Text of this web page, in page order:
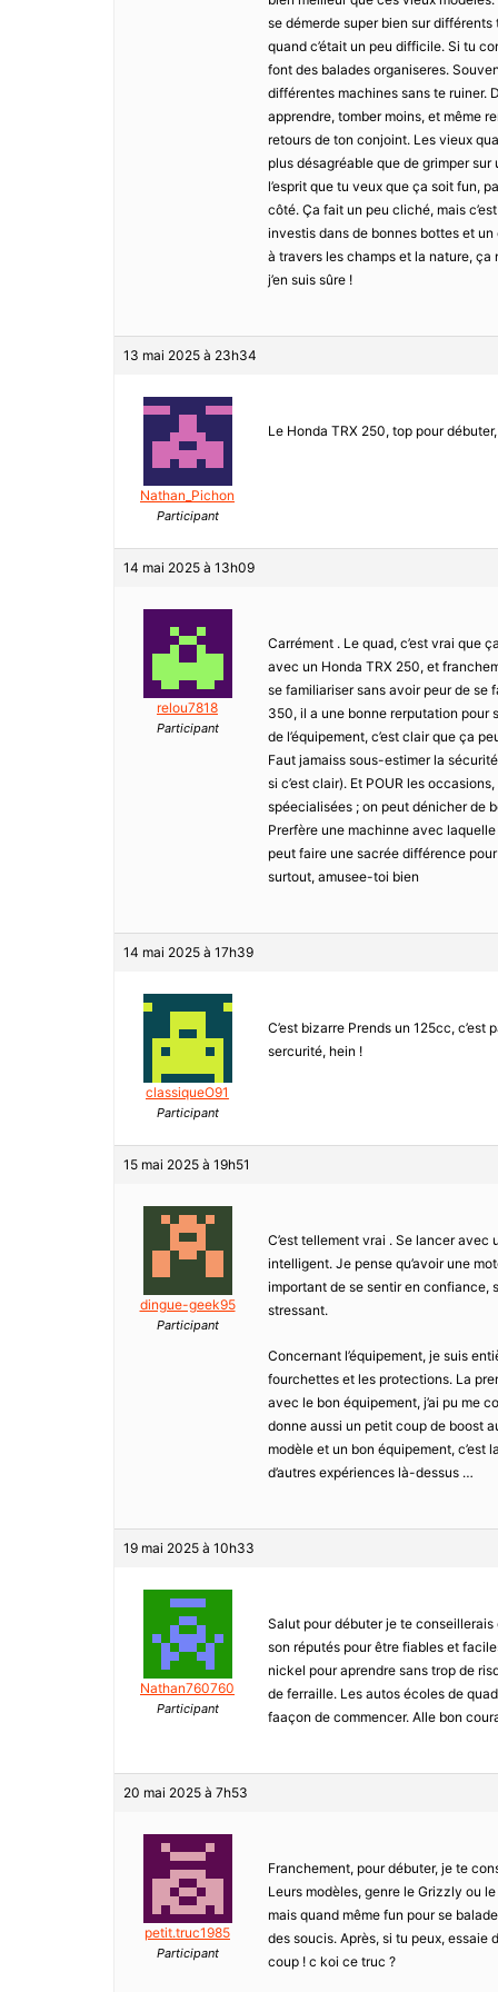
se démerde super bien sur différents
quand c’était un peu difficile. Si tu
font des balades organiseres.
différentes machines sans te ruiner.
apprendre, tomber moins, et même
retours de ton conjoint. Les vieux
plus désagréable que de grimper
l’esprit que tu veux que ça soit fun,
côté. Ça fait un peu cliché, mais
investis dans de bonnes bottes et
à travers les champs et la nature, ça
j’en suis sûre !
13 mai 2025 à 23h34
Nathan_Pichon
Participant
Le Honda TRX 250, top pour
14 mai 2025 à 13h09
relou7818
Participant
Carrément . Le quad, c’est vrai que
avec un Honda TRX 250, et
se familiariser sans avoir peur de se
350, il a une bonne rerputation pour
de l’équipement, c’est clair que ça
Faut jamaiss sous-estimer la
si c’est clair). Et POUR les
spéecialisées ; on peut dénicher de
Prerfère une machinne avec laquelle
peut faire une sacrée différence
surtout, amusee-toi bien
14 mai 2025 à 17h39
classiqueO91
Participant
C’est bizarre Prends un 125cc,
sercurité, hein !
15 mai 2025 à 19h51
dingue-geek95
Participant
C’est tellement vrai . Se lancer avec
intelligent. Je pense qu’avoir une
important de se sentir en confiance,
stressant.
Concernant l’équipement, je suis
fourchettes et les protections. La
avec le bon équipement, j’ai pu me
donne aussi un petit coup de boost
modèle et un bon équipement, c’est
d’autres expériences là-dessus …
19 mai 2025 à 10h33
Nathan760760
Participant
Salut pour débuter je te
son réputés pour être fiables et
nickel pour aprendre sans trop de
de ferraille. Les autos écoles de
faaçon de commencer. Alle bon
20 mai 2025 à 7h53
petit.truc1985
Participant
Franchement, pour débuter, je te
Leurs modèles, genre le Grizzly ou
mais quand même fun pour se
des soucis. Après, si tu peux, essaie
coup ! c koi ce truc ?